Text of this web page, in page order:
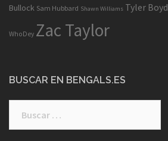
Bullock Sam Hubbard Shawn Williams Tyler Boyd
WhoDey Zac Taylor
BUSCAR EN BENGALS.ES